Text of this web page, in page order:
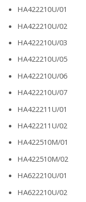
HA422210U/01
HA422210U/02
HA422210U/03
HA422210U/05
HA422210U/06
HA422210U/07
HA422211U/01
HA422211U/02
HA422510M/01
HA422510M/02
HA622210U/01
HA622210U/02